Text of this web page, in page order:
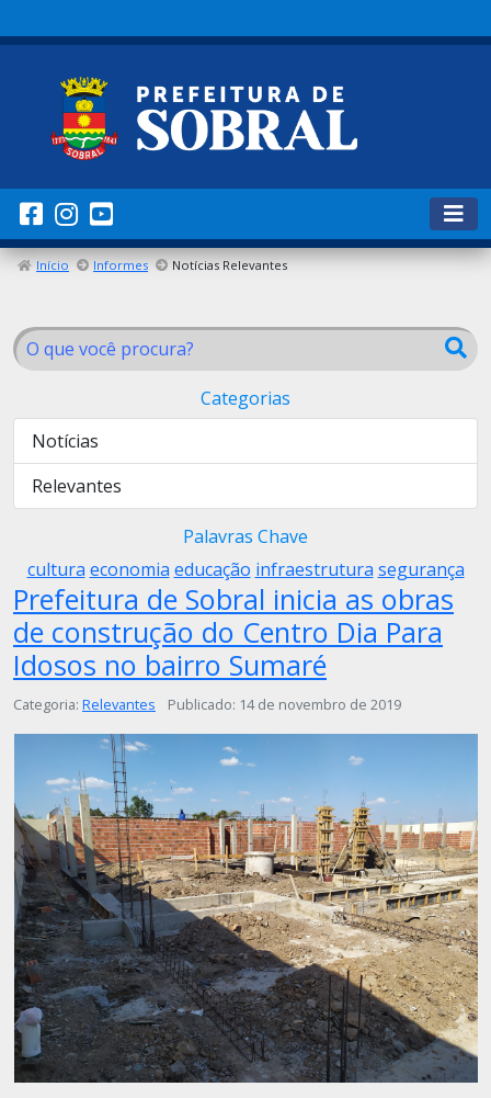
Início Informes Notícias Relevantes
Categorias
Notícias
Relevantes
Palavras Chave
cultura economia educação infraestrutura segurança
Prefeitura de Sobral inicia as obras
de construção do Centro Dia Para
Idosos no bairro Sumaré
Detalhes
Categoria: Relevantes Publicado: 14 de novembro de 2019